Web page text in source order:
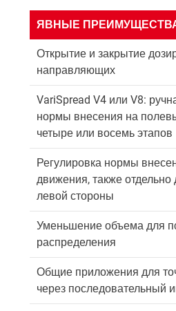
ЯВНЫЕ ПРЕИМУЩЕСТВА
Открытие и закрытие
направляющих
VariSpread V4 или V8:
нормы внесения на
четыре или восемь этапов
Регулировка нормы
движения, также отдельно
левой стороны
Уменьшение объема для
распределения
Общие приложения для
через последовательный